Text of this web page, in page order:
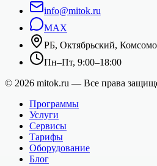
info@mitok.ru
MAX
РБ, Октябрьский,
Пн–Пт, 9:00–18:00
© 2026 mitok.ru — Все права
Программы
Услуги
Сервисы
Тарифы
Оборудование
Блог